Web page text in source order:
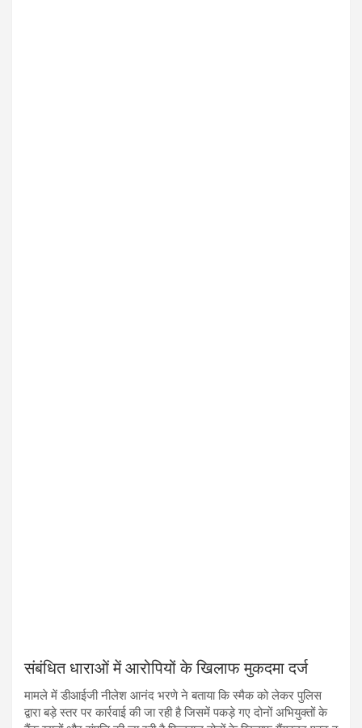
संबंधित धाराओं में आरोपियों के खिलाफ मुकदमा दर्ज
मामले में डीआईजी नीलेश आनंद भरणे ने बताया कि स्मैक को लेकर पुलिस
द्वारा बड़े स्तर पर कार्रवाई की जा रही है जिसमें पकड़े गए दोनों अभियुक्तों के